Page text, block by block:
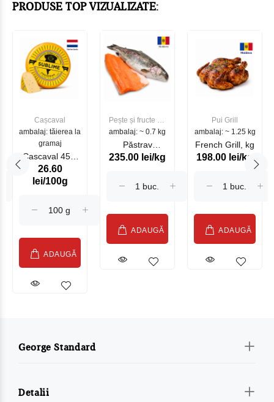
PRODUSE TOP VIZUALIZATE:
Cașcaval
ambalaj: tăierea la
gramaj
Cascaval 45%
Maasdam
Sublime Cow
26.60
lei/100g
ADAUGĂ
Pește și fructe de
mare
ambalaj: ~ 0.7 kg
Păstrav
Somonat
235.00 lei/kg
ADAUGĂ
Pui Grill
ambalaj: ~ 1.25 kg
French Grill, kg
198.00 lei/kg
ADAUGĂ
George Standard
Detalii